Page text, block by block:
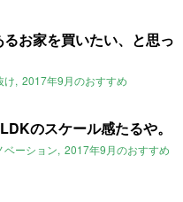
お家を買いたい、と思っ
け 2017年9月のおすすめ
のスケール感たるや。
ベーション 2017年9月のおすすめ